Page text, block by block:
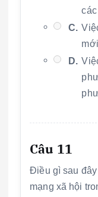
C.
D.
Câu 11
Điều gì sau
mạng xã hội